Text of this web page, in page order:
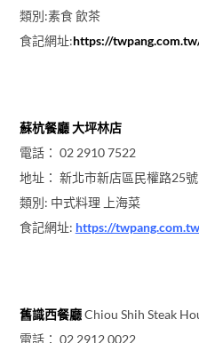
類別:素食 飲茶
食記網址:https://
蘇杭餐廳 大坪林店
電話： 02 2910 7522
地址： 新北市新店區民權路25號
類別: 中式料理 上海菜
食記網址: https://
舊識西餐廳Chiou Shih Steak
電話： 02 2912 0022